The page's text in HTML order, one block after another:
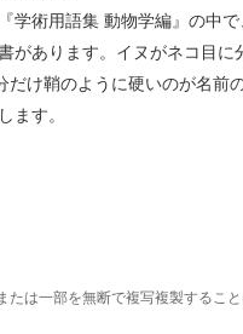
術用語集 動物学編』の中で
があります。イヌがネコ目
け鞘のように硬いのが名
ます。
たは一部を無断で複写複製するこ